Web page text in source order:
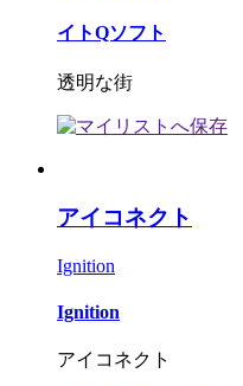
イトQソフト
透明な街
アイコネクト
Ignition
Ignition
アイコネクト